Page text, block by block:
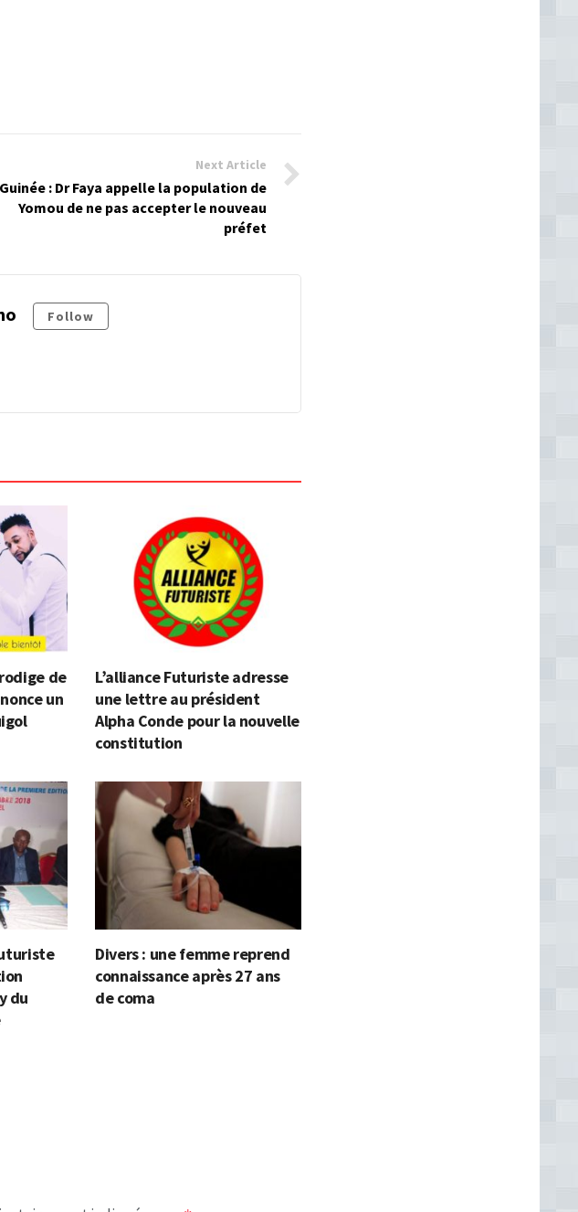
Next Article
Guinée : Dr Faya appelle la population de
Yomou de ne pas accepter le nouveau
préfet
Follow
de
un
L’alliance Futuriste adresse
une lettre au président
Alpha Conde pour la nouvelle
constitution
du
Divers : une femme reprend
connaissance après 27 ans
de coma